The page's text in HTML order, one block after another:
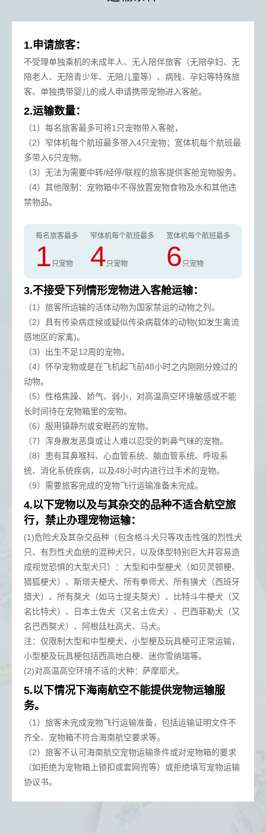
1.申请旅客：
不受理单独乘机的未成年人、无人陪伴旅客（无陪孕妇、无
陪老人、无陪青少年、无陪儿童等）、病残、孕妇等特殊旅
客、单独携带婴儿的成人申请携带宠物进入客舱。
2.运输数量：
（1）每名旅客最多可将1只宠物带入客舱，
（2）窄体机每个航班最多带入4只宠物；宽体机每个航班最
多带入6只宠物。
（3）无法为需要中转/经停/联程的旅客提供客舱宠物服务。
（4）其他限制：宠物箱中不得放置宠物食物及水和其他违
禁物品。
每名旅客最多
1 只宠物
窄体机每个航班最多
4 只宠物
宽体机每个航班最多
6 只宠物
3.不接受下列情形宠物进入客舱运输：
（1）旅客所运输的活体动物为国家禁运的动物之列。
（2）具有传染病症候或疑似传染病载体的动物(如发生禽流
感地区的家禽)。
（3）出生不足12周的宠物。
（4）怀孕宠物或是在飞机起飞前48小时之内刚刚分娩过的
动物。
（5）性格焦躁、娇气、弱小，对高温高空环境敏感或不能
长时间待在宠物箱里的宠物。
（6）服用镇静剂或安眠药的宠物。
（7）浑身散发恶臭或让人难以忍受的刺鼻气味的宠物。
（8）患有耳鼻喉科、心血管系统、脑血管系统、呼吸系
统、消化系统疾病，以及48小时内进行过手术的宠物。
（9）需要旅客完成的宠物飞行运输准备未完成。
4.以下宠物以及与其杂交的品种不适合航空旅
行，禁止办理宠物运输：
(1)危险犬及其杂交品种（包含格斗犬只等攻击性强的烈性犬
只、有烈性犬血统的混种犬只，以及体型特别巨大并容易造
成视觉恐惧的大型犬只）：大型和中型梗犬（如贝灵顿梗、
猎狐梗犬）、斯塔夫梗犬、所有拳师犬、所有獚犬（西班牙
猎犬）、所有獒犬（如马士提夫獒犬）、比特斗牛梗犬（又
名比特犬）、日本土佐犬（又名土佐犬）、巴西菲勒犬（又
名巴西獒犬）、阿根廷杜高犬、马犬。
注：仅限制大型和中型梗犬，小型梗及玩具梗可正常运输，
小型梗及玩具梗包括西高地白梗、迷你雪纳瑞等。
(2)对高温高空环境不适的犬种：萨摩耶犬。
5.以下情况下海南航空不能提供宠物运输服
务。
（1）旅客未完成宠物飞行运输准备，包括运输证明文件不
齐全、宠物箱不符合海南航空要求等。
（2）旅客不认可海南航空宠物运输条件或对宠物箱的要求
（如拒绝为宠物箱上锁扣或套网兜等）或拒绝填写宠物运输
协议书。